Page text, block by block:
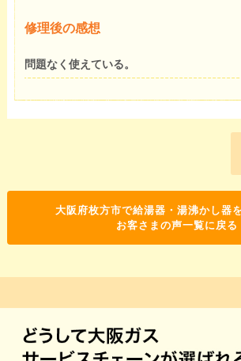
修理後の感想
問題なく使えている。
大阪府枚方市で給湯器・湯沸かし器
お客さまの声一覧に戻る